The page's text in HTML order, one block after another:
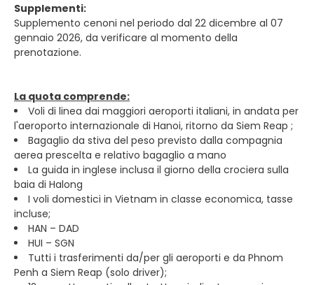
Supplementi:
Supplemento cenoni nel periodo dal 22 dicembre al 07
gennaio 2026, da verificare al momento della
prenotazione.
La quota comprende:
Voli di linea dai maggiori aeroporti italiani, in andata per
l'aeroporto internazionale di Hanoi, ritorno da Siem Reap ;
Bagaglio da stiva del peso previsto dalla compagnia
aerea prescelta e relativo bagaglio a mano
La guida in inglese inclusa il giorno della crociera sulla
baia di Halong
I voli domestici in Vietnam in classe economica, tasse
incluse;
HAN – DAD
HUI – SGN
Tutti i trasferimenti da/per gli aeroporti e da Phnom
Penh a Siem Reap (solo driver);